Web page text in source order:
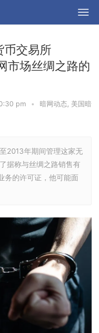
币交易所
市场丝绸之路的
pm • 暗网动态, 美国暗
2013年期间管理这家无
据称与丝绸之路销售有
务的许可证，他可能面